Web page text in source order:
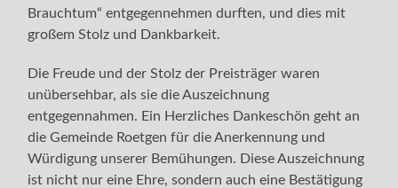
Brauchtum“ entgegennehmen durften, und dies mit
großem Stolz und Dankbarkeit.
Die Freude und der Stolz der Preisträger waren
unübersehbar, als sie die Auszeichnung
entgegennahmen. Ein Herzliches Dankeschön geht an
die Gemeinde Roetgen für die Anerkennung und
Würdigung unserer Bemühungen. Diese Auszeichnung
ist nicht nur eine Ehre, sondern auch eine Bestätigung